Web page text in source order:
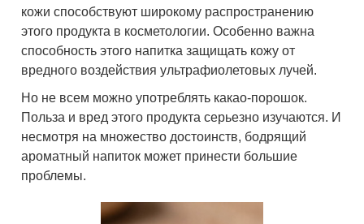
кожи способствуют широкому распространению
этого продукта в косметологии. Особенно важна
способность этого напитка защищать кожу от
вредного воздействия ультрафиолетовых лучей.
Но не всем можно употреблять какао-порошок.
Польза и вред этого продукта серьезно изучаются. И
несмотря на множество достоинств, бодрящий
ароматный напиток может принести большие
проблемы.